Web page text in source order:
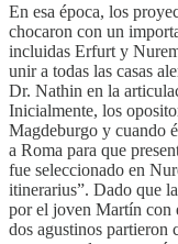
En esa época, los
chocaron con un
incluidas Erfurt y
unir a todas las casas
Dr. Nathin en la
Inicialmente, los
Magdeburgo y cuando
a Roma para que
fue seleccionado en
itinerarius”. Dado que
por el joven Martín con
dos agustinos partieron